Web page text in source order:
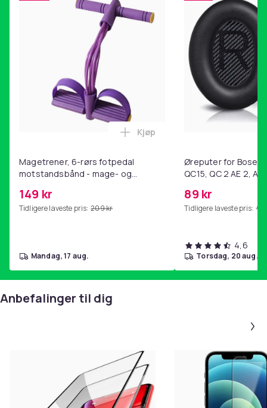
ed34eec6-05f8-52a8-aa3d-79d622a61238
Produktsikkerhetsinformasjon
Magetrener, 6-rørs fotpedal
motstandsbånd - mage- og
hjemmegymnastikk Purple
149 kr
Tidligere laveste pris: 209 kr
Legg Magetrener, 6-rørs
Kjøp
mandag, 17 aug.
Øreputer for Bose
QC15, QC 2 AE 2, AE
89 kr
Tidligere laveste pris: 99
4,6
torsdag, 20 aug.
Anbefalinger til dig